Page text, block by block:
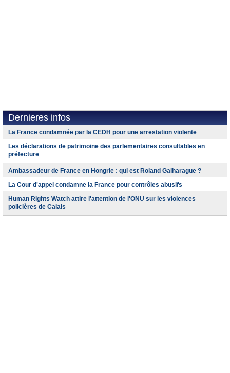
Dernieres infos
La France condamnée par la CEDH pour une arrestation violente
Les déclarations de patrimoine des parlementaires consultables en
préfecture
Ambassadeur de France en Hongrie : qui est Roland Galharague ?
La Cour d'appel condamne la France pour contrôles abusifs
Human Rights Watch attire l'attention de l'ONU sur les violences
policières de Calais